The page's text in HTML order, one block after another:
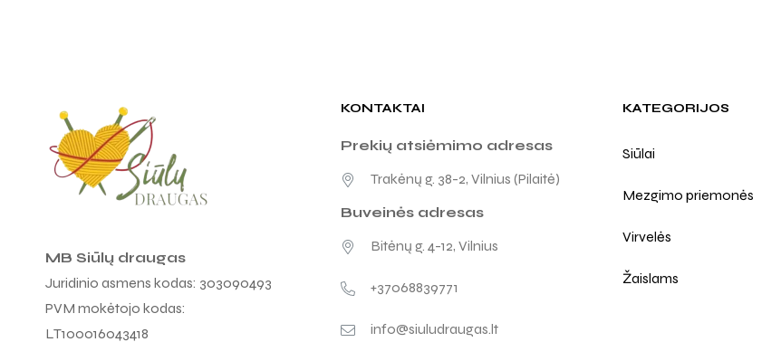
MB Siūlų draugas
Juridinio asmens kodas: 303090493
PVM mokėtojo kodas:
LT100016043418
KONTAKTAI
Prekių atsiėmimo adresas
Trakėnų g. 38-2, Vilnius (Pilaitė)
Buveinės adresas
Bitėnų g. 4-12, Vilnius
+37068839771
info@siuludraugas.lt
KATEGORIJOS
Siūlai
Mezgimo priemonės
Virvelės
Žaislams